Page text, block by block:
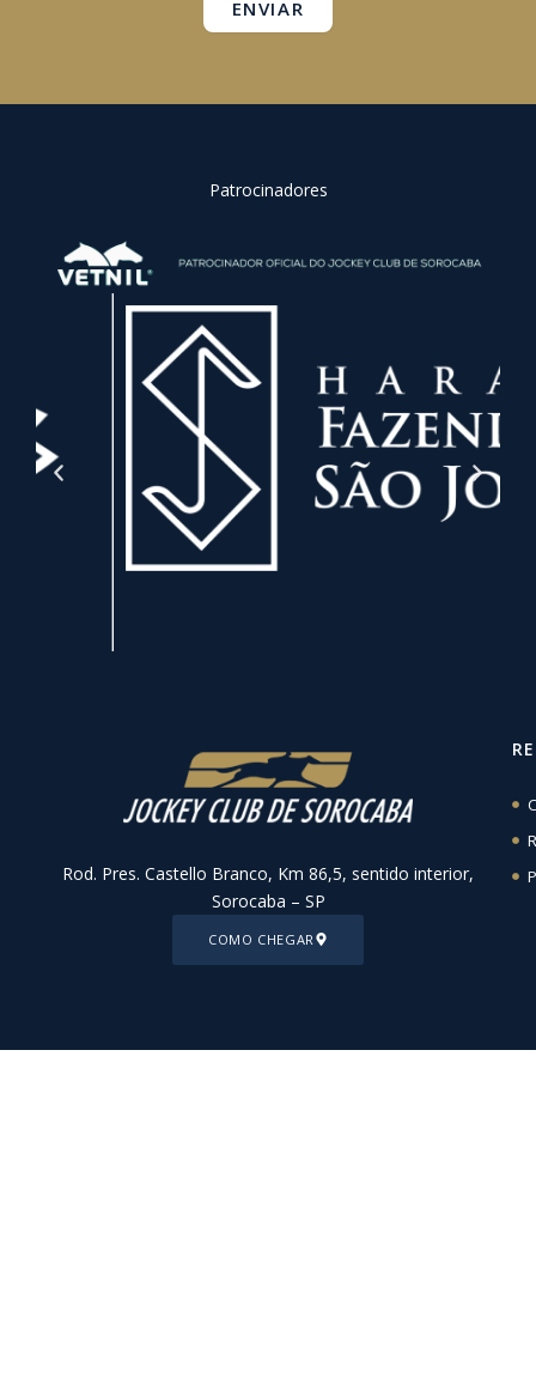
ENVIAR
Patrocinadores
Rod. Pres. Castello Branco, Km 86,5, sentido interior,
Sorocaba – SP
COMO CHEGAR